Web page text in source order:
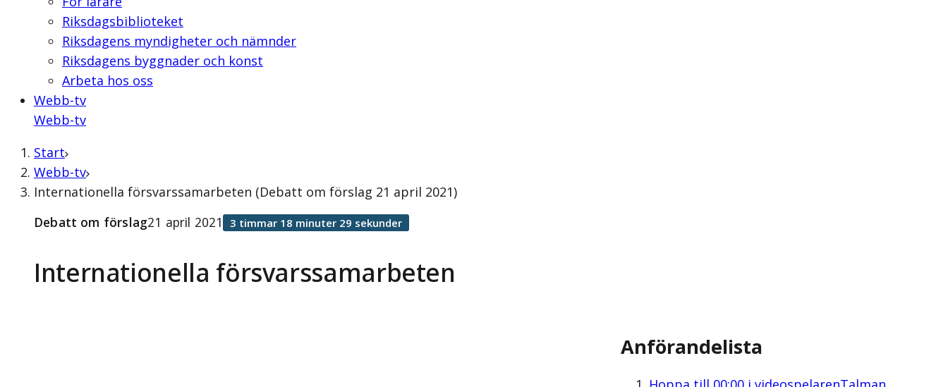
Riksdagsbiblioteket
Riksdagens myndigheter och nämnder
Riksdagens byggnader och konst
Arbeta hos oss
Webb-tv
Webb-tv
Start
Webb-tv
Internationella försvarssamarbeten (Debatt om förslag 21 april 2021)
Internationella försvarssamarbeten
Debatt om förslag21 april 2021 3 timmar 18 minuter 29 sekunder
Anförandelista